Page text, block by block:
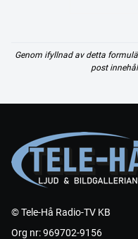
Genom ifyllnad av detta
post
© Tele-Hå Radio-TV KB
Org nr: 969702-9156